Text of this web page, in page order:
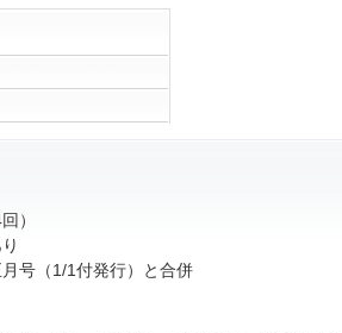
）
号（1/1付発行）と合併